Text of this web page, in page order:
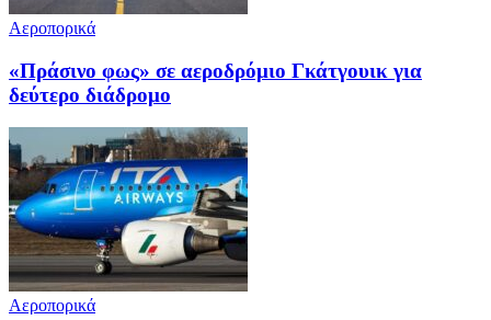
Αεροπορικά
«Πράσινο φως» σε αεροδρόμιο Γκάτγουικ για
δεύτερο διάδρομο
Αεροπορικά